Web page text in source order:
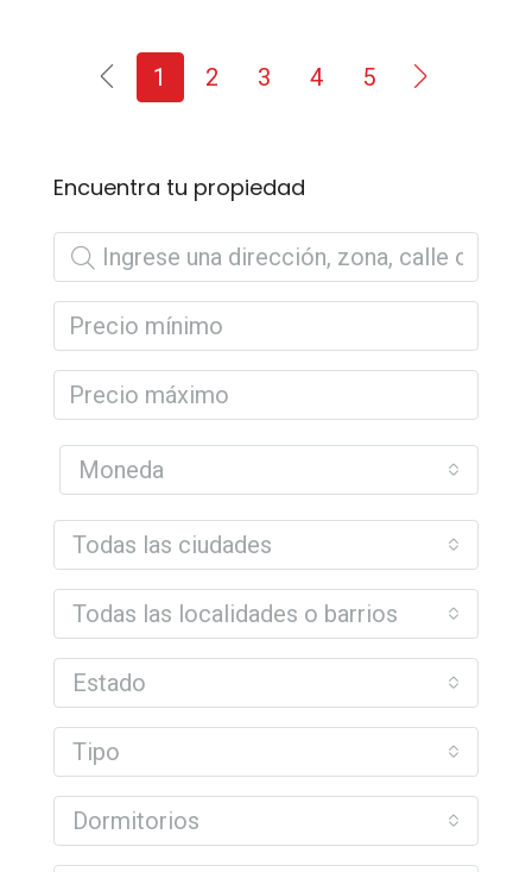
1 2 3 4 5
Encuentra tu propiedad
Moneda
Todas las ciudades
Todas las localidades o barrios
Estado
Tipo
Dormitorios